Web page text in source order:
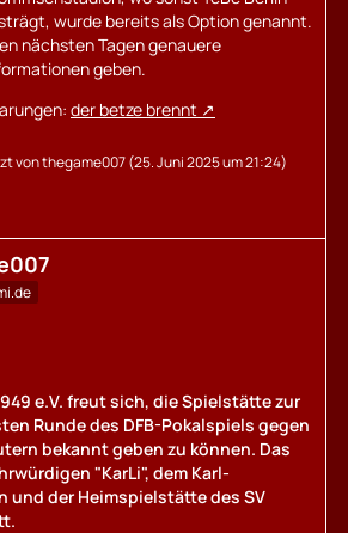
wurde bereits als Option genannt.
nächsten Tagen genauere
geben.
der betze brennt
vonthegame007(25. Juni 2025 um 21:24)
e.V. freut sich, die Spielstätte zur
Runde des DFB-Pokalspiels gegen
bekannt geben zu können. Das
"KarLi", dem Karl-
und der Heimspielstätte des SV